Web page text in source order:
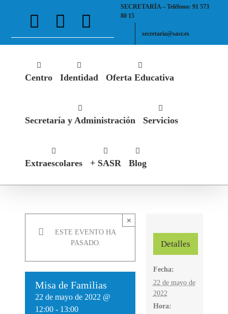
FacebookInstagram
SECRETARÍA – Teléfono: 91 573
80 15
secretaria@sasr.es
Centro Identidad Oferta Educativa
Secretaría y Administración Servicios
Extraescolares + SASR Blog
ESTE EVENTO HA
PASADO.
×
Misa de Familias
22 de mayo de 2022 @
12:00 - 13:00
Detalles
Fecha:
22 de mayo de
2022
Hora: